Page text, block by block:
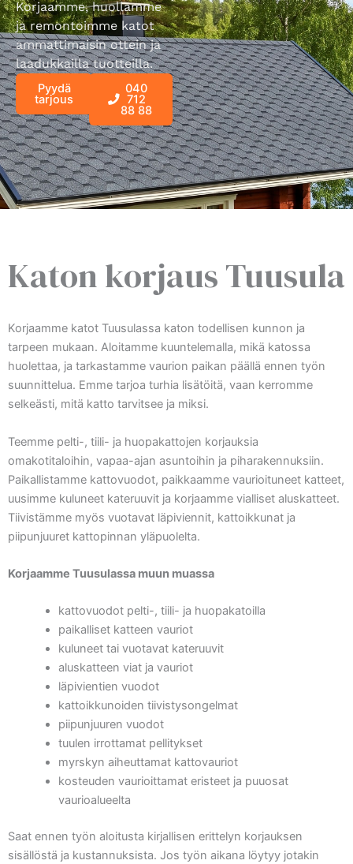
Korjaamme, huollamme
ja remontoimme katot
ammattimaisin ottein ja
laadukkailla tuotteilla.
Pyydä
tarjous
040
712
88 88
Katon korjaus Tuusula
Korjaamme katot Tuusulassa katon todellisen kunnon ja
tarpeen mukaan. Aloitamme kuuntelemalla, mikä katossa
huolettaa, ja tarkastamme vaurion paikan päällä ennen työn
suunnittelua. Emme tarjoa turhia lisätöitä, vaan kerromme
selkeästi, mitä katto tarvitsee ja miksi.
Teemme pelti-, tiili- ja huopakattojen korjauksia
omakotitaloihin, vapaa-ajan asuntoihin ja piharakennuksiin.
Paikallistamme kattovuodot, paikkaamme vaurioituneet katteet,
uusimme kuluneet kateruuvit ja korjaamme vialliset aluskatteet.
Tiivistämme myös vuotavat läpiviennit, kattoikkunat ja
piipunjuuret kattopinnan yläpuolelta.
Korjaamme Tuusulassa muun muassa
kattovuodot pelti-, tiili- ja huopakatoilla
paikalliset katteen vauriot
kuluneet tai vuotavat kateruuvit
aluskatteen viat ja vauriot
läpivientien vuodot
kattoikkunoiden tiivistysongelmat
piipunjuuren vuodot
tuulen irrottamat pellitykset
myrskyn aiheuttamat kattovauriot
kosteuden vaurioittamat eristeet ja puuosat
vaurioalueelta
Saat ennen työn aloitusta kirjallisen erittelyn korjauksen
sisällöstä ja kustannuksista. Jos työn aikana löytyy jotakin